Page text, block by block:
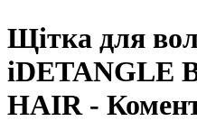
Щітка для
iDETANGLE
HAIR -